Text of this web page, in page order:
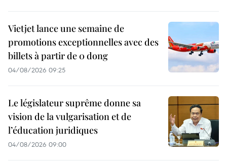
Vietjet lance une semaine de
promotions exceptionnelles avec des
billets à partir de 0 dong
04/08/2026 09:25
Le législateur suprême donne sa
vision de la vulgarisation et de
l’éducation juridiques
04/08/2026 09:00